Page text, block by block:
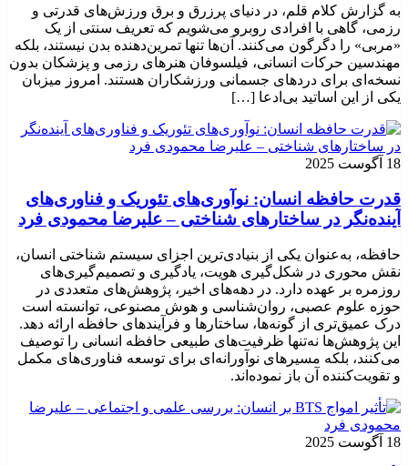
به گزارش کلام قلم، در دنیای پرزرق و برق ورزش‌های قدرتی و
رزمی، گاهی با افرادی روبرو می‌شویم که تعریف سنتی از یک
«مربی» را دگرگون می‌کنند. آن‌ها تنها تمرین‌دهنده بدن نیستند، بلکه
مهندسین حرکات انسانی، فیلسوفان هنرهای رزمی و پزشکان بدون
نسخه‌ای برای دردهای جسمانی ورزشکاران هستند. امروز میزبان
یکی از این اساتید بی‌ادعا […]
18 آگوست 2025
قدرت حافظه انسان: نوآوری‌های تئوریک و فناوری‌های
آینده‌نگر در ساختارهای شناختی – علیرضا محمودی فرد
حافظه، به‌عنوان یکی از بنیادی‌ترین اجزای سیستم شناختی انسان،
نقش محوری در شکل‌گیری هویت، یادگیری و تصمیم‌گیری‌های
روزمره بر عهده دارد. در دهه‌های اخیر، پژوهش‌های متعددی در
حوزه علوم عصبی، روان‌شناسی و هوش مصنوعی، توانسته‌ است
درک عمیق‌تری از گونه‌ها، ساختارها و فرآیندهای حافظه ارائه دهد.
این پژوهش‌ها نه‌تنها ظرفیت‌های طبیعی حافظه انسانی را توصیف
می‌کنند، بلکه مسیرهای نوآورانه‌ای برای توسعه فناوری‌های مکمل
و تقویت‌کننده آن باز نموده‌اند.
18 آگوست 2025